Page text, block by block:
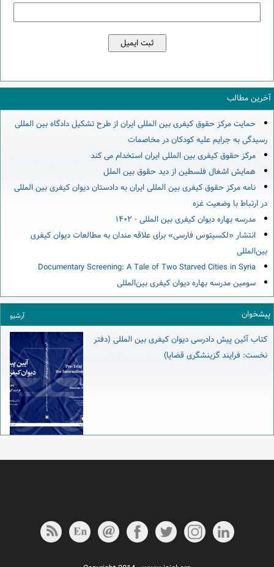
آخرین مطالب
حمایت مرکز حقوق کیفری بین المللی ایران از طرح تشکیل دادگاه بین المللی
رسیدگی به جرایم علیه کودکان در مخاصمات
مرکز حقوق کیفری بین المللی ایران استخدام می کند
همایش اشغال فلسطین از دید حقوق بین الملل
نامه مرکز حقوق کیفری بین المللی ایران به دادستان دیوان کیفری بین المللی
در ارتباط با وضعیت غزه
مدرسه بهاره دیوان کیفری بین المللی - ۱۴۰۲
انتشار «لکسیتوس فارسی» برای علاقه مندان به مطالعات دیوان کیفری
بین‌المللی
Documentary Screening: A Tale of Two Starved Cities in Syria
سومین مدرسه بهاره دیوان کیفری بین‌المللی
پیشخوان آرشیو
کتاب آئین پیش دادرسی دیوان کیفری بین المللی (دفتر
نخست: فرایند گزینشگری قضایا)